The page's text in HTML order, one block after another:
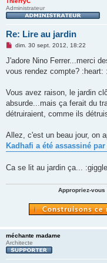
Administrateur
Re: Lire au jardin
M
s
a
n
o
l
dim. 30 sept. 2012, 18:22
J'adore Nino Ferrer...merci
vous rendez compte? :heart:
Vous avez raison, le jardin
absurde...mais ça ferait du
détruiraient, comme ils
Allez, c'est un beau jour, on
Kadhafi a été assassiné
Ca se lit au jardin ça...
Appropriez-vous
méchante madame
Architecte